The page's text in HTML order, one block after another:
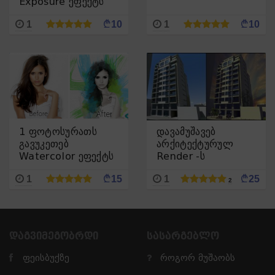
1 ¢10 1 ¢10
1 ფოტოსურათს
გავუკეთებ
Watercolor ეფექტს
1 ¢15
დავამუშავებ
არქიტექტურულ
Render -ს
1 2 ¢25
ᲓᲐᲒᲕᲘᲛᲔᲒᲝᲑᲠᲓᲘ
ფეისბუქზე
ᲡᲐᲡᲐᲠᲒᲔᲑᲚᲝ
როგორ მუშაობს